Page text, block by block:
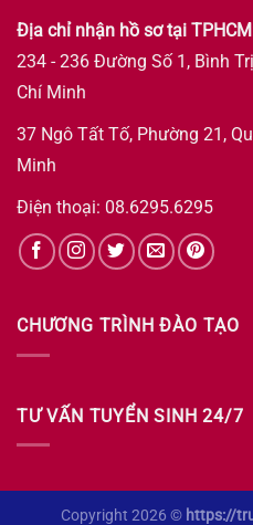
Địa chỉ nhận hồ sơ tại
234 - 236 Đường Số 1, Bình
Chí Minh
37 Ngô Tất Tố, Phường 21,
Minh
Điện thoại: 08.6295.6295
CHƯƠNG TRÌNH ĐÀO TẠO
TƯ VẤN TUYỂN SINH 24/7
Copyright 2026 © https://